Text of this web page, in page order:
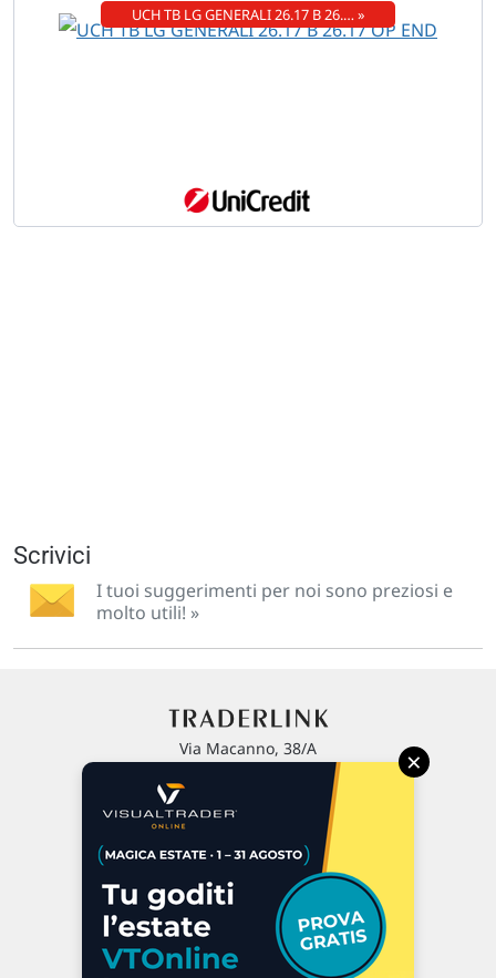
UCH TB LG GENERALI 26.17 B 26.… »
Scrivici
I tuoi suggerimenti per noi sono preziosi e
molto utili! »
Via Macanno, 38/A
P.IVA 02 452 460 401
Chi siamo
Commenti e segnalazioni
Contattaci
×